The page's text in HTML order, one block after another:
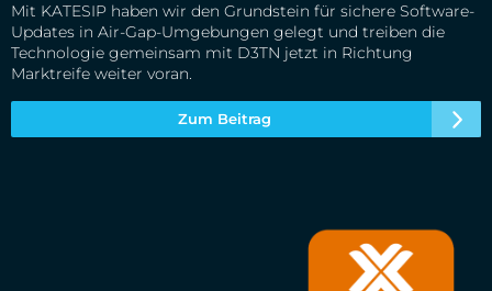
Mit KATESIP haben wir den Grundstein für sichere Software-
Updates in Air-Gap-Umgebungen gelegt und treiben die
Technologie gemeinsam mit D3TN jetzt in Richtung
Marktreife weiter voran.
Zum Beitrag